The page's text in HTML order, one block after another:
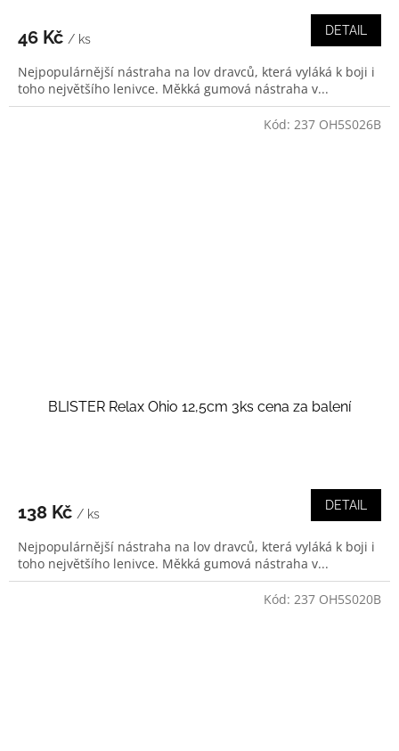
46 Kč / ks
DETAIL
Nejpopulárnější nástraha na lov dravců, která vyláká k boji i
toho největšího lenivce. Měkká gumová nástraha v...
BLISTER Relax Ohio 12,5cm 3ks cena za balení
138 Kč / ks
DETAIL
Nejpopulárnější nástraha na lov dravců, která vyláká k boji i
toho největšího lenivce. Měkká gumová nástraha v...
Kód: 237 OH5S026B
Kód: 237 OH5S020B